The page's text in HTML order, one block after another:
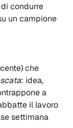
condurre
un campione
che
: idea,
a
il lavoro
settimana